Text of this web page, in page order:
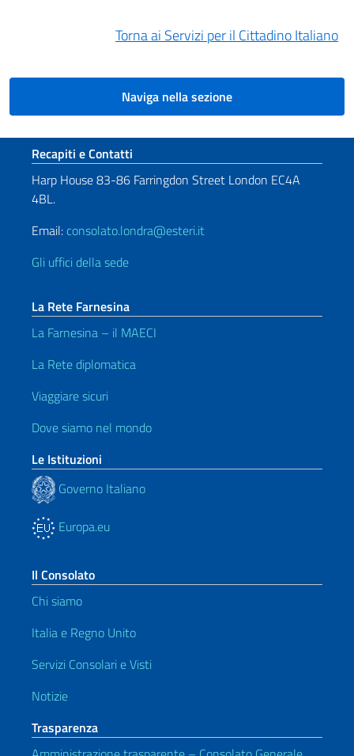
Torna ai Servizi per il Cittadino Italiano
Naviga nella sezione
Sezione footer
Recapiti e Contatti
Harp House 83-86 Farringdon Street London EC4A
4BL.
Email: consolato.londra@esteri.it
Gli uffici della sede
La Rete Farnesina
La Farnesina – il MAECI
La Rete diplomatica
Viaggiare sicuri
Dove siamo nel mondo
Le Istituzioni
Governo Italiano
Europa.eu
Il Consolato
Chi siamo
Italia e Regno Unito
Servizi Consolari e Visti
Notizie
Trasparenza